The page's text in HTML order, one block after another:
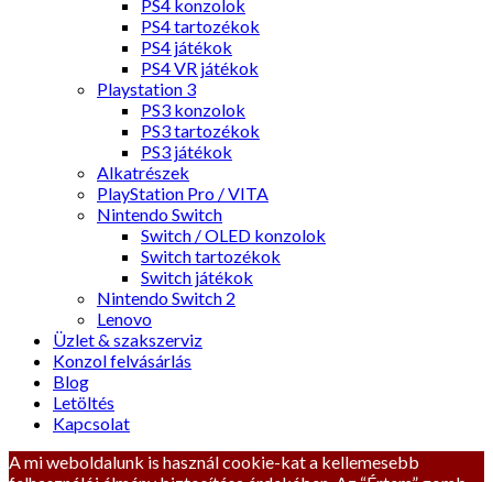
PS4 konzolok
PS4 tartozékok
PS4 játékok
PS4 VR játékok
Playstation 3
PS3 konzolok
PS3 tartozékok
PS3 játékok
Alkatrészek
PlayStation Pro / VITA
Nintendo Switch
Switch / OLED konzolok
Switch tartozékok
Switch játékok
Nintendo Switch 2
Lenovo
Üzlet & szakszerviz
Konzol felvásárlás
Blog
Letöltés
Kapcsolat
A mi weboldalunk is használ cookie-kat a kellemesebb